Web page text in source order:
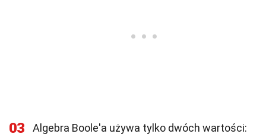
03
Algebra Boole'a używa tylko dwóch wartości: